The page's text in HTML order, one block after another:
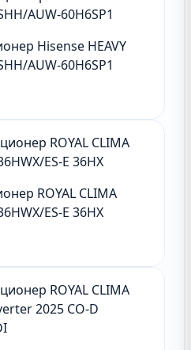
Hisense HEAVY
AUW-60H6SP1
ROYAL CLIMA
ES-E 36HX